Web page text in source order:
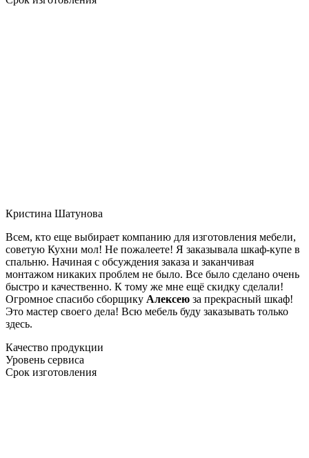
Кристина Шатунова
Всем, кто еще выбирает компанию для изготовления мебели,
советую Кухни мол! Не пожалеете! Я заказывала шкаф-купе в
спальню. Начиная с обсуждения заказа и заканчивая
монтажом никаких проблем не было. Все было сделано очень
быстро и качественно. К тому же мне ещё скидку сделали!
Огромное спасибо сборщику Алексею за прекрасный шкаф!
Это мастер своего дела! Всю мебель буду заказывать только
здесь.
Качество продукции
Уровень сервиса
Срок изготовления